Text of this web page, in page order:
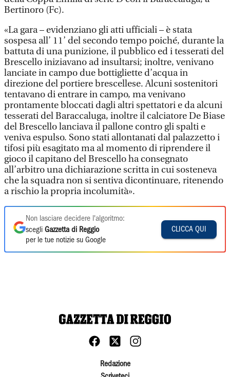
Bertinoro (Fc).
«La gara – evidenziano gli atti ufficiali – è stata
sospesa all’ 11’ del secondo tempo poiché, durante la
battuta di una punizione, il pubblico ed i tesserati del
Brescello iniziavano ad insultarsi; inoltre, venivano
lanciate in campo due bottigliette d’acqua in
direzione del portiere brescellese. Alcuni sostenitori
tentavano di entrare in campo, ma venivano
prontamente bloccati dagli altri spettatori e da alcuni
tesserati del Baraccaluga, inoltre il calciatore De Biase
del Brescello lanciava il pallone contro gli spalti e
veniva espulso. Sono stati allontanati dal palazzetto i
tifosi più esagitato ma al momento di riprendere il
gioco il capitano del Brescello ha consegnato
all’arbitro una dichiarazione scritta in cui sosteneva
che la squadra non si sentiva dicontinuare, ritenendo
a rischio la propria incolumità».
Non lasciare decidere l'algoritmo:
scegli Gazzetta di Reggio
per le tue notizie su Google
CLICCA QUI
Redazione